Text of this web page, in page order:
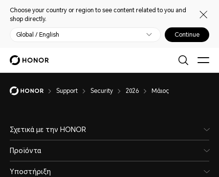
Choose your country or region to see content related to you and
shop directly.
Global / English Continue
Support Security 2026 Μάιος
Σχετικά με την HONOR
Προϊόντα
Υποστήριξη